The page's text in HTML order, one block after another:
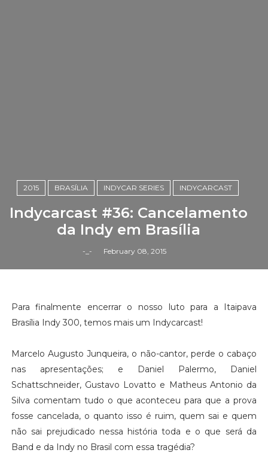
2015 BRASÍLIA INDYCAR SERIES INDYCARCAST
Indycarcast #36: Cancelamento
da Indy em Brasília
-_- February 08, 2015
Para finalmente encerrar o nosso luto para a Itaipava
Brasília Indy 300, temos mais um Indycarcast!
Marcelo Augusto Junqueira, o não-cantor, perde o cabaço
nas apresentações; e Daniel Palermo, Daniel
Schattschneider, Gustavo Lovatto e Matheus Antonio da
Silva comentam tudo o que aconteceu para que a prova
fosse cancelada, o quanto isso é ruim, quem sai e quem
não sai prejudicado nessa história toda e o que será da
Band e da Indy no Brasil com essa tragédia?